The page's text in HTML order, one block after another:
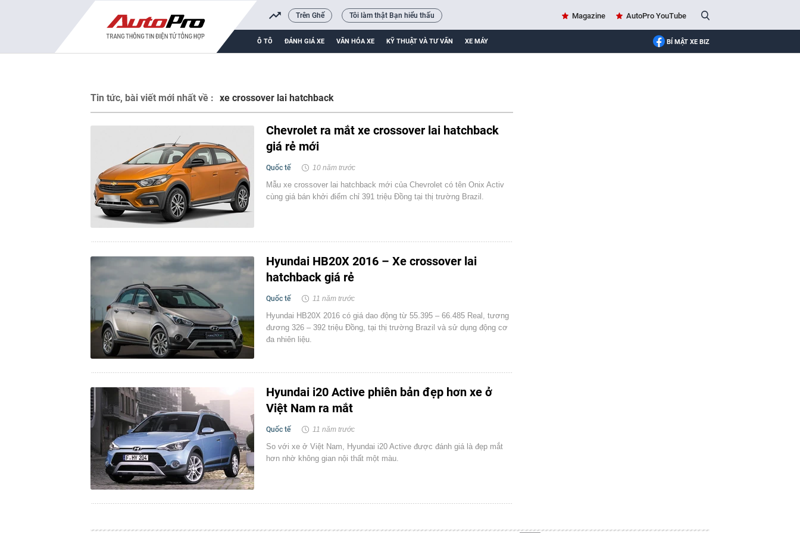
Trên Ghế Tôi làm thật Bạn hiểu thấu Magazine AutoPro YouTube
Ô TÔ ĐÁNH GIÁ XE VĂN HÓA XE KỸ THUẬT VÀ TƯ VẤN XE MÁY BÍ MẬT XE BIZ
Tin tức, bài viết mới nhất về : xe crossover lai hatchback
Chevrolet ra mắt xe crossover lai hatchback
giá rẻ mới
Quốc tế 10 năm trước
Mẫu xe crossover lai hatchback mới của Chevrolet có tên Onix Activ
cùng giá bán khởi điểm chỉ 391 triệu Đồng tại thị trường Brazil.
Hyundai HB20X 2016 – Xe crossover lai
hatchback giá rẻ
Quốc tế 11 năm trước
Hyundai HB20X 2016 có giá dao động từ 55.395 – 66.485 Real, tương
đương 326 – 392 triệu Đồng, tại thị trường Brazil và sử dụng động cơ
đa nhiên liệu.
Hyundai i20 Active phiên bản đẹp hơn xe ở
Việt Nam ra mắt
Quốc tế 11 năm trước
So với xe ở Việt Nam, Hyundai i20 Active được đánh giá là đẹp mắt
hơn nhờ không gian nội thất một màu.